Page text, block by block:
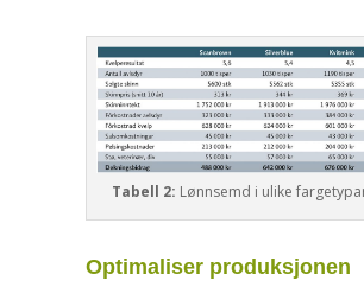
Tabell 2: Lønnsemd i ulike
Optimaliser produksjonen